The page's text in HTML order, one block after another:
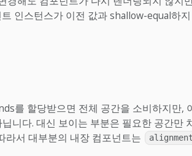
인스턴스가 이전 값과 shallow-equal하
를 할당받으면 전체 공간을 소비하지만,
니다. 대신 보이는 부분은 필요한 공간만
라서 대부분의 내장 컴포넌트는
alignment